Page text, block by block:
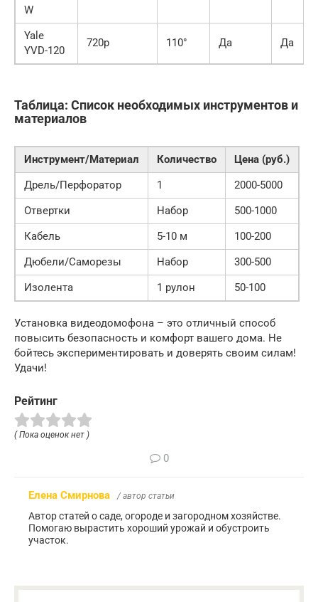
W
Yale
YVD-120
720p 110° Да Да
Таблица: Список необходимых инструментов и
материалов
Инструмент/Материал Количество
Цена (руб.)
Дрель/Перфоратор
1
2000-5000
Отвертки
Набор
500-1000
Кабель
5-10 м
100-200
Дюбели/Саморезы
Набор
300-500
Изолента
1 рулон 50-100
Установка видеодомофона – это отличный способ
повысить безопасность и комфорт вашего дома. Не
бойтесь экспериментировать и доверять своим силам!
Удачи!
Рейтинг
( Пока оценок нет )
0
Елена Смирнова / автор статьи
Автор статей о саде, огороде и загородном хозяйстве.
Помогаю вырастить хороший урожай и обустроить
участок.